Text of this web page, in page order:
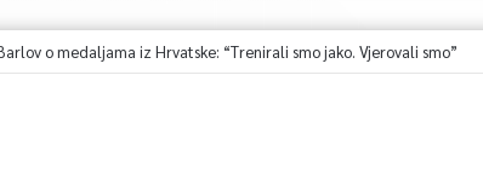
o medaljama iz Hrvatske: “Trenirali smo jako. Vjerovali smo”